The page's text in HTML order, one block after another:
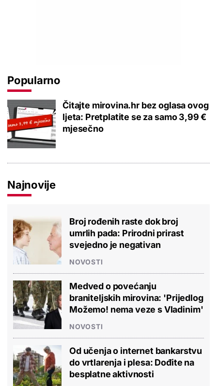
Popularno
Čitajte mirovina.hr bez oglasa ovog
ljeta: Pretplatite se za samo 3,99 €
mjesečno
Najnovije
Broj rođenih raste dok broj
umrlih pada: Prirodni prirast
svejedno je negativan
NOVOSTI
Medved o povećanju
braniteljskih mirovina: 'Prijedlog
Možemo! nema veze s Vladinim'
NOVOSTI
Od učenja o internet bankarstvu
do vrtlarenja i plesa: Dođite na
besplatne aktivnosti